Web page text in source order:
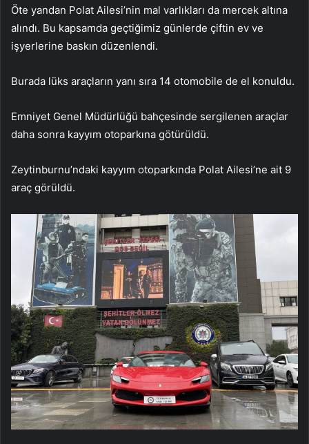
Öte yandan Polat Ailesi’nin mal varlıkları da mercek altına
alındı. Bu kapsamda geçtiğimiz günlerde çiftin ev ve
işyerlerine baskın düzenlendi.
Burada lüks araçların yanı sıra 14 otomobile de el konuldu.
Emniyet Genel Müdürlüğü bahçesinde sergilenen araçlar
daha sonra kayyım otoparkına götürüldü.
Zeytinburnu’ndaki kayyım otoparkında Polat Ailesi’ne ait 9
araç görüldü.